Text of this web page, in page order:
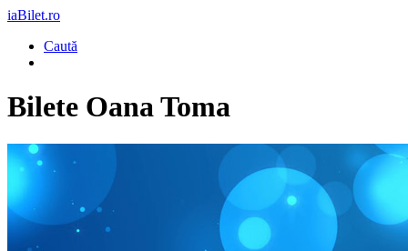
iaBilet.ro
Caută
Bilete Oana Toma